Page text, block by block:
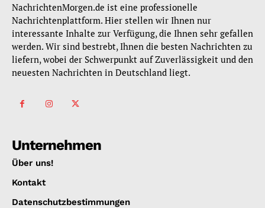
NachrichtenMorgen.de ist eine professionelle
Nachrichtenplattform. Hier stellen wir Ihnen nur
interessante Inhalte zur Verfügung, die Ihnen sehr gefallen
werden. Wir sind bestrebt, Ihnen die besten Nachrichten zu
liefern, wobei der Schwerpunkt auf Zuverlässigkeit und den
neuesten Nachrichten in Deutschland liegt.
Unternehmen
Über uns!
Kontakt
Datenschutzbestimmungen